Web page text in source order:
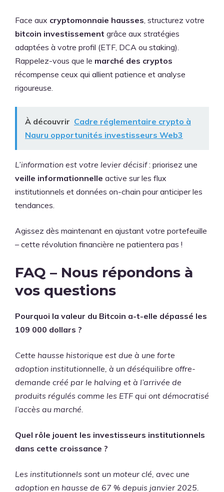
Face aux cryptomonnaie hausses, structurez votre
bitcoin investissement grâce aux stratégies
adaptées à votre profil (ETF, DCA ou staking).
Rappelez-vous que le marché des cryptos
récompense ceux qui allient patience et analyse
rigoureuse.
À découvrir Cadre réglementaire crypto à
Nauru opportunités investisseurs Web3
L’information est votre levier décisif: priorisez une
veille informationnelle active sur les flux
institutionnels et données on-chain pour anticiper les
tendances.
Agissez dès maintenant en ajustant votre portefeuille
– cette révolution financière ne patientera pas !
FAQ – Nous répondons à
vos questions
Pourquoi la valeur du Bitcoin a-t-elle dépassé les
109 000 dollars ?
Cette hausse historique est due à une forte
adoption institutionnelle, à un déséquilibre offre-
demande créé par le halving et à l’arrivée de
produits régulés comme les ETF qui ont démocratisé
l’accès au marché.
Quel rôle jouent les investisseurs institutionnels
dans cette croissance ?
Les institutionnels sont un moteur clé, avec une
adoption en hausse de 67 % depuis janvier 2025.